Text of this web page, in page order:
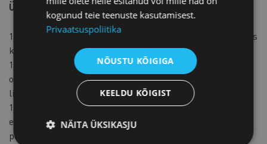
Üldkoosolek
13.1. EKTK liikmete korralise üldkoosoleku kutsub juhatus
kokku vähemalt üks kord aastas.
13.2. Erakorralise üldkoosoleku kutsub juhatus kokku
omal algatusel või audiitori või vähemalt 1/10 EKTK
liikmete kirjalikul motiveeritud nõudmisel.
13.3. Üldkoosolekul arutamisele kuuluvad küsimused
esitab juhatus. EKTK liikmete, peadirektori ja audiitori
poolt üldkoosolekule küsimuste arutamiseks esitamine
kogunud teie teenuste kasutamisest.
Privaatsuspoliitika
NÕUSTU KÕIGIGA
KEELDU KÕIGIST
NÄITA ÜKSIKASJU